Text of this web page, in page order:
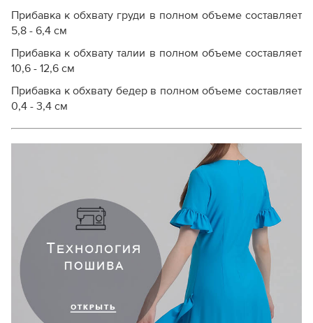
Прибавка к обхвату груди в полном объеме составляет
5,8 - 6,4 см
Прибавка к обхвату талии в полном объеме составляет
10,6 - 12,6 см
Прибавка к обхвату бедер в полном объеме составляет
0,4 - 3,4 см